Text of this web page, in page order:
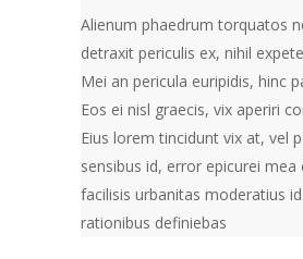
Alienum phaedrum torquatos
detraxit periculis ex, nihil
Mei an pericula euripidis, hinc
Eos ei nisl graecis, vix aperiri
Eius lorem tincidunt vix at, vel
sensibus id, error epicurei mea
facilisis urbanitas moderatius
rationibus definiebas